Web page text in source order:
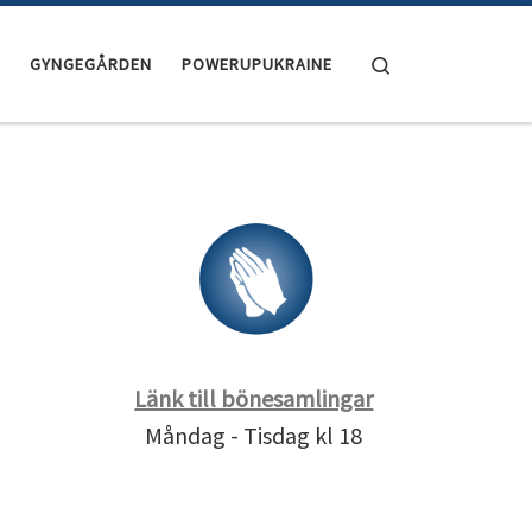
GYNGEGÅRDEN POWERUPUKRAINE
Länk till bönesamlingar
Måndag - Tisdag kl 18